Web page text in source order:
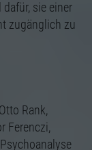
sie einer
zugänglich zu
Rank,
Ferenczi,